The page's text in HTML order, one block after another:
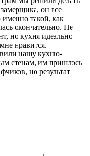
он все
такой, как
окончательно. Не
но кухня идеально
нравится.
нашу кухню-
стенам, им пришлось
но результат